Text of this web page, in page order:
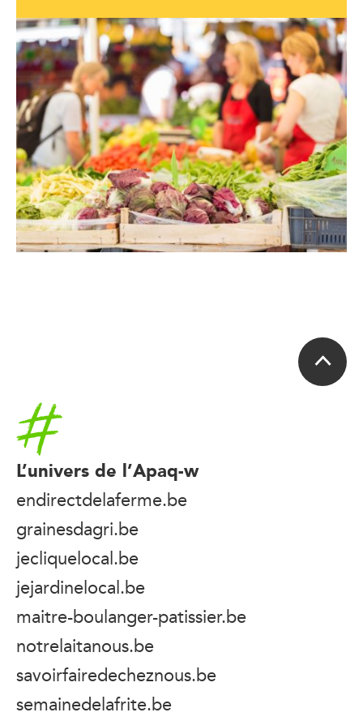
Accueil
L’univers de l’Apaq-w
endirectdelaferme.be
grainesdagri.be
jecliquelocal.be
jejardinelocal.be
maitre-boulanger-patissier.be
notrelaitanous.be
savoirfairedecheznous.be
semainedelafrite.be